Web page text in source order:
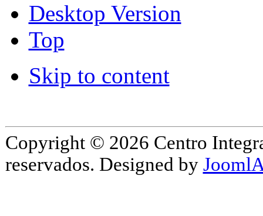
Desktop Version
Top
Skip to content
Copyright © 2026 Centro
reservados. Designed by